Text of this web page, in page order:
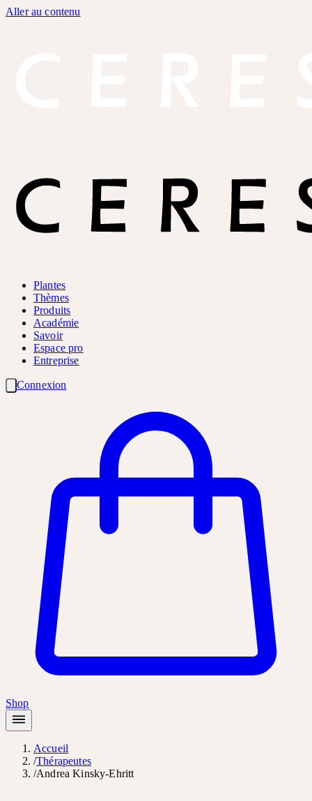
Aller au contenu
Plantes
Thèmes
Produits
Académie
Savoir
Espace pro
Entreprise
Connexion
Shop
Accueil
/Thérapeutes
/Andrea Kinsky-Ehritt